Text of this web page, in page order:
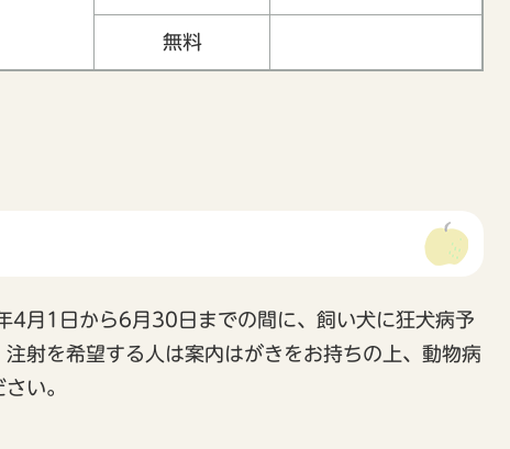
無料
月1日から6月30日までの間に、飼い犬に狂犬病予
射を希望する人は案内はがきをお持ちの上、動物病
い。